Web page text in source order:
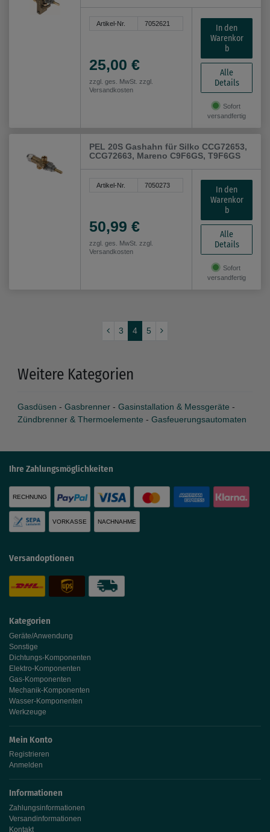
Artikel-Nr. 7052621
25,00 €
zzgl. ges. MwSt. zzgl.
Versandkosten
In den
Warenkor
b
Alle
Details
Sofort
versandfertig
PEL 20S Gashahn für Silko CCG72653,
CCG72663, Mareno C9F6GS, T9F6GS
Artikel-Nr. 7050273
50,99 €
zzgl. ges. MwSt. zzgl.
Versandkosten
In den
Warenkor
b
Alle
Details
Sofort
versandfertig
3 4 5
Weitere Kategorien
Gasdüsen - Gasbrenner - Gasinstallation & Messgeräte -
Zündbrenner & Thermoelemente - Gasfeuerungsautomaten
Kategorien
Geräte/Anwendung
Sonstige
Dichtungs-Komponenten
Elektro-Komponenten
Gas-Komponenten
Mechanik-Komponenten
Wasser-Komponenten
Werkzeuge
Mein Konto
Registrieren
Anmelden
Informationen
Zahlungsinformationen
Versandinformationen
Kontakt
Ihre Zahlungsmöglichkeiten
RECHNUNG
VORKASSE NACHNAHME
Versandoptionen